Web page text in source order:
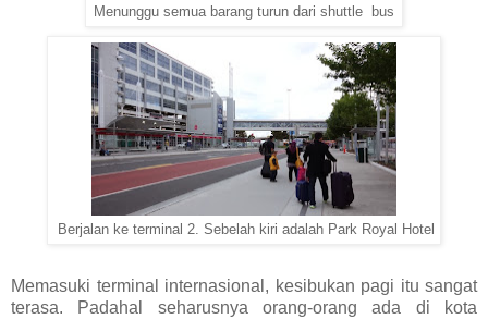
Menunggu semua barang turun dari shuttle bus
Berjalan ke terminal 2. Sebelah kiri adalah Park Royal Hotel
Memasuki terminal internasional, kesibukan pagi itu sangat
terasa. Padahal seharusnya orang-orang ada di kota